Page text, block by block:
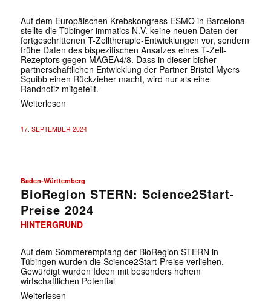
Auf dem Europäischen Krebskongress ESMO in Barcelona
stellte die Tübinger immatics N.V. keine neuen Daten der
fortgeschrittenen T-Zelltherapie-Entwicklungen vor, sondern
frühe Daten des bispezifischen Ansatzes eines T-Zell-
Rezeptors gegen MAGEA4/8. Dass in dieser bisher
partnerschaftlichen Entwicklung der Partner Bristol Myers
Squibb einen Rückzieher macht, wird nur als eine
Randnotiz mitgeteilt.
Weiterlesen
17. SEPTEMBER 2024
Baden-Württemberg
BioRegion STERN: Science2Start-
Preise 2024
HINTERGRUND
Auf dem Sommerempfang der BioRegion STERN in
Tübingen wurden die Science2Start-Preise verliehen.
Gewürdigt wurden Ideen mit besonders hohem
wirtschaftlichen Potential
Weiterlesen